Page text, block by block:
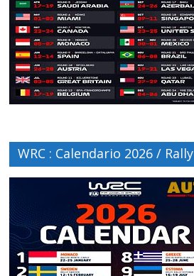
WRC : Calendario 2026 / Rally